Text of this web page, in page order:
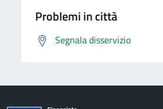
Problemi in città
Segnala disservizio